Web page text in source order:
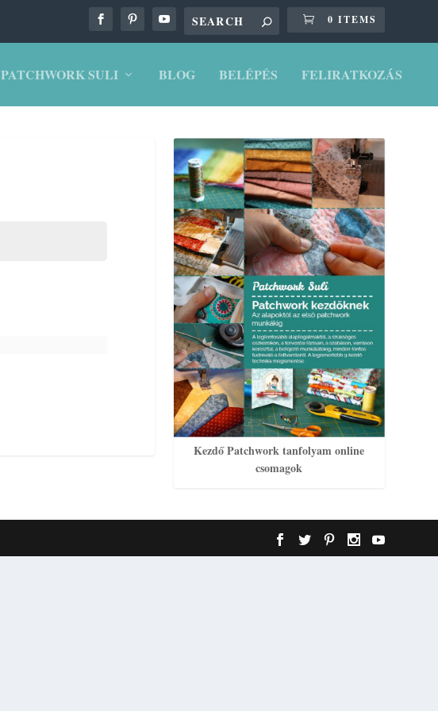
0 ITEMS
PATCHWORK SULI BLOG BELÉPÉS FELIRATKOZÁS
Kezdő Patchwork tanfolyam online
csomagok